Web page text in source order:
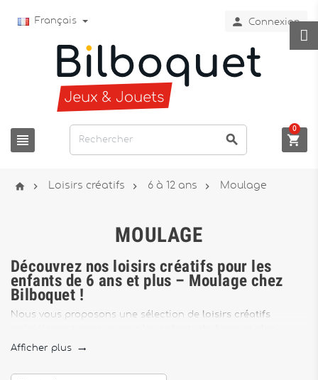
Français  Connexion
  
0
  Loisirs créatifs  6 à 12 ans  Moulage
MOULAGE
Découvrez nos loisirs créatifs pour les
enfants de 6 ans et plus – Moulage chez
Bilboquet !
Nous vous proposons une sélection de loisirs créatifs
Plongez dans l'univers magique du
amusants.
Afficher plus 